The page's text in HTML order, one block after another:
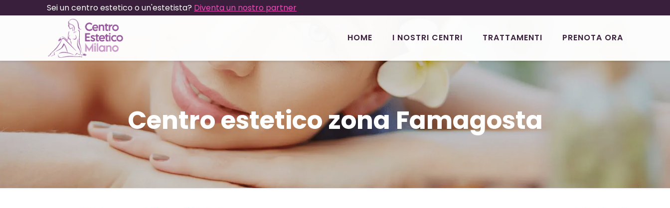
Sei un centro estetico o un'estetista? Diventa un nostro partner
HOME I NOSTRI CENTRI TRATTAMENTI PRENOTA ORA
Centro estetico zona Famagosta